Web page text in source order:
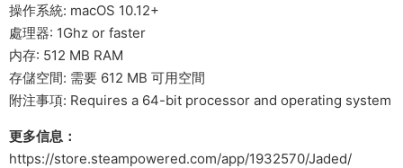
操作系統: macOS 10.12+
處理器: 1Ghz or faster
内存: 512 MB RAM
存儲空間: 需要 612 MB 可用空間
附注事項: Requires a 64-bit processor and operating system
更多信息：
https://store.steampowered.com/app/1932570/Jaded/